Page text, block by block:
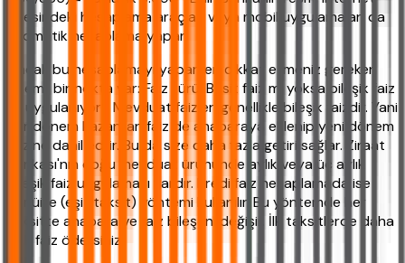
sitesindeki hesaplama araçları veya mobil uygulamaları da
otomatik hesaplama yapar.
Ancak bu hesaplamayı yaparken dikkat etmeniz gereken
önemli bir nokta var: Faiz türü. Basit faiz mi yoksa bileşik faiz
mi uygulanıyor? Mevduat faizleri genellikle bileşik faizdir. Yani
her dönem kazanılan faiz de anaparaya eklenip yeni dönem
faizine dahil edilir. Bu da size daha fazla getiri sağlar. Ziraat
Bankası'nın çoğu mevduat ürününde aylık veya üç aylık
bileşik faiz uygulaması vardır. Kredi faiz hesaplamada ise
annüite (eşit taksit) yöntemi kullanılır. Bu yöntemde her
taksitte anapara ve faiz bileşeni değişir. İlk taksitlerde daha
çok faiz ödersiniz.